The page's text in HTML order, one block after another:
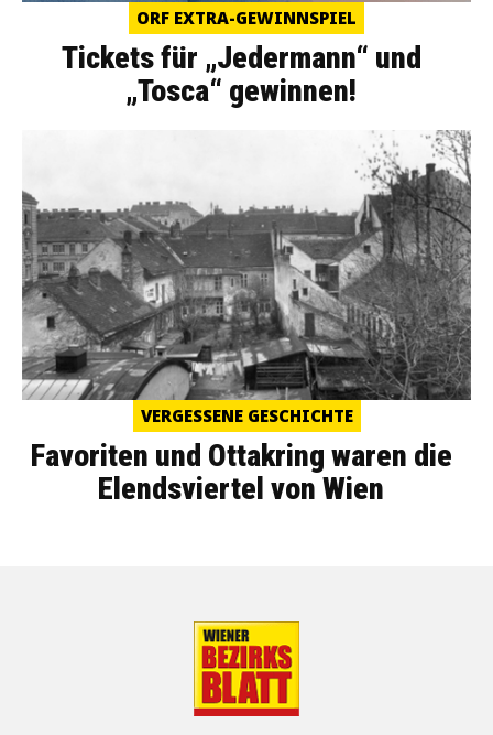
ORF EXTRA-GEWINNSPIEL
Tickets für „Jedermann“ und
„Tosca“ gewinnen!
VERGESSENE GESCHICHTE
Favoriten und Ottakring waren die
Elendsviertel von Wien